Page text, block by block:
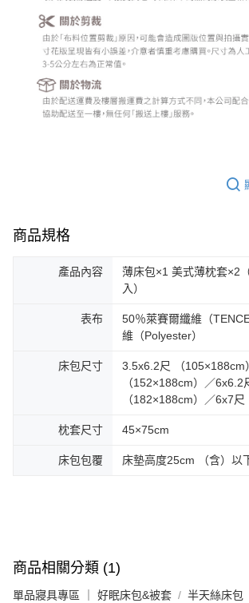
商品規格
產品內容
薄床包×1 美式薄枕套×2
入）
表布
50％萊賽爾纖維（
維（Polyester）
床包尺寸
3.5x6.2尺 （105×188cm
（152×188cm）／6x6.2
（182×188cm）／6x7尺
枕套尺寸 45×75cm
床包包覆 床墊高度25cm （含）以
商品相關分類 (1)
單品寢具專區 ｜ 好眠床包&被套 半天絲床包